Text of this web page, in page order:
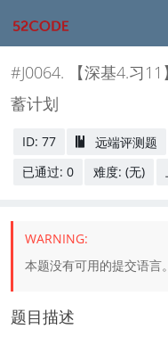
#J0064. 【深基4.习
蓄计划
ID: 77 远端评测题
已通过: 0
难度: (无)
本题没有可用的提交语言。
题目描述